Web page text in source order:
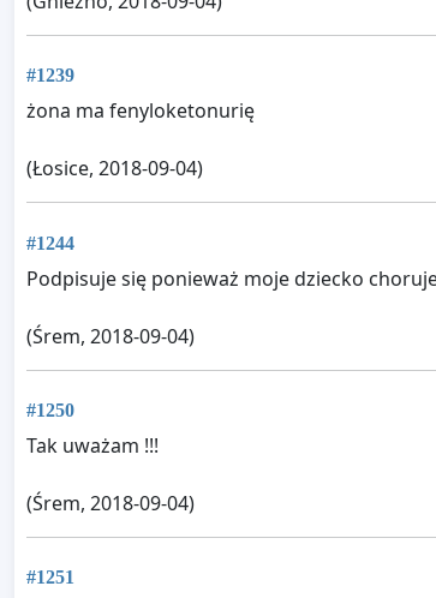
#1239
żona ma fenyloketonurię
(Łosice, 2018-09-04)
#1244
Podpisuje się ponieważ moje dziecko
(Śrem, 2018-09-04)
#1250
Tak uważam !!!
(Śrem, 2018-09-04)
#1251